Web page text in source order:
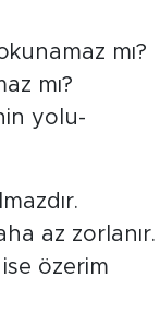
mı?
mı?
yolu-
az zorlanır.
özerim